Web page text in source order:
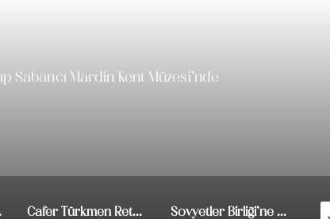
Sabancı Mardin Kent Müzesi’nde
Sergisi Cafer Türkmen Retrospektif Fotoğraf Sergisi Sovyetler Birliği’ne bugünden bakmak: ‘İmgesel Diplomasi’